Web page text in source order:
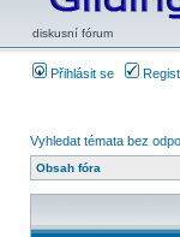
diskusní fórum
Přihlásit se
Vyhledat témata bez
Obsah fóra